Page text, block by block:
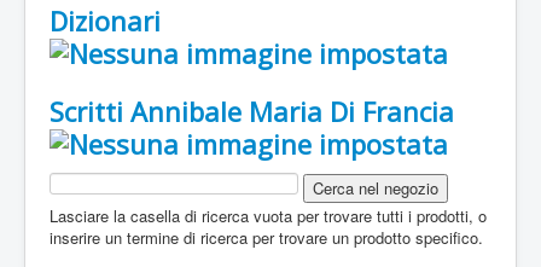
Dizionari
Scritti Annibale Maria Di Francia
Lasciare la casella di ricerca vuota per trovare tutti i prodotti, o
inserire un termine di ricerca per trovare un prodotto specifico.